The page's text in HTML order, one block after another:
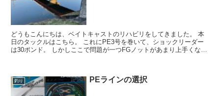
どうもこんにちは、ベイトキャストのリハビリをしてきました。 本
日のタックルはこちら。 これにPE3号を巻いて、ショックリーダー
は30ポンド。 しかしここで問題が一つFGノットがあまり上手くない
釣り PEラインの選択